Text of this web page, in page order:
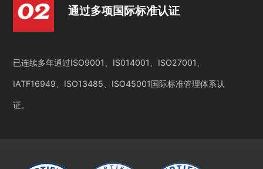
通过多项国际标准认证
已连续多年通过ISO9001、IS014001、ISO27001、
IATF16949、ISO13485、ISO45001国际标准管理体系认
证。